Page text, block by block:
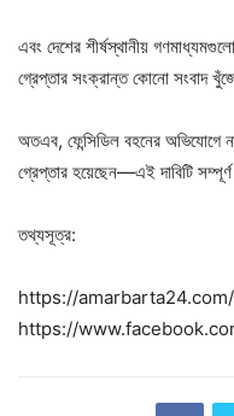
এবং দেশের শীর্ষস্থানীয়
গ্রেপ্তার সংক্রান্ত কোনো সংবাদ
অতএব, ফেন্সিডিল বহনের অভিযোগে
গ্রেপ্তার হয়েছেন—এই দাবিটি
তথ্যসূত্র:
https://
https://